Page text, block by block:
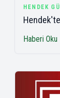
HENDEK
Haberi Oku